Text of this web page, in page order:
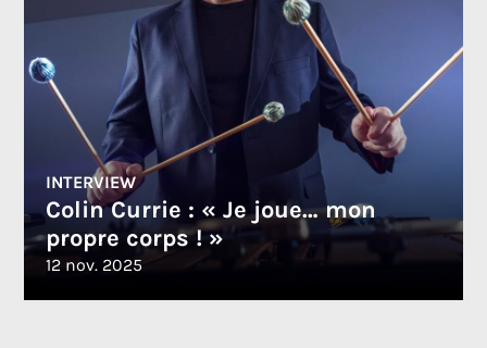
INTERVIEW
Colin Currie : « Je joue… mon
propre corps ! »
12 nov. 2025